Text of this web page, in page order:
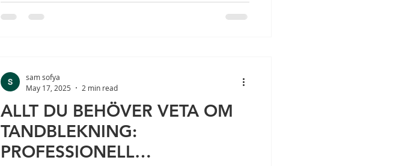
ALLT DU BEHÖVER VETA OM
TANDBLEKNING:
PROFESSIONELL
sam sofya
May 17, 2025
2 min read